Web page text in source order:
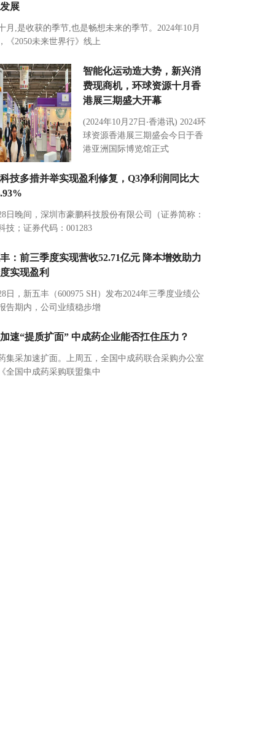
展
月,是收获的季节,也是畅想未来的季节。2024年10月
《2050未来世界行》线上
智能化运动造大势，新兴消
费现商机，环球资源十月香
港展三期盛大开幕
(2024年10月27日‧香港讯) 2024环
球资源香港展三期盛会今日于香
港亚洲国际博览馆正式
技多措并举实现盈利修复，Q3净利润同比大
日晚间，深圳市豪鹏科技股份有限公司（证券简称：
技；证券代码：001283
：前三季度实现营收52.71亿元 降本增效助力
实现盈利
日，新五丰（600975 SH）发布2024年三季度业绩公
告期内，公司业绩稳步增
速“提质扩面” 中成药企业能否扛住压力？
集采加速扩面。上周五，全国中成药联合采购办公室
全国中成药采购联盟集中